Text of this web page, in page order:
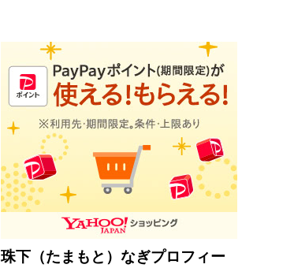
珠下（たまもと）なぎプロフィー